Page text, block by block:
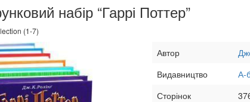
набір “Гаррі Поттер”
(1-7)
Автор
Видавництво
А-
Сторінок